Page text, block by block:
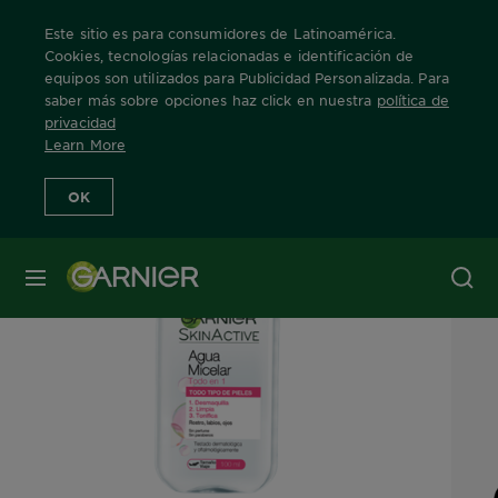
Este sitio es para consumidores de Latinoamérica.
Cookies, tecnologías relacionadas e identificación de
equipos son utilizados para Publicidad Personalizada. Para
saber más sobre opciones haz click en nuestra política de
privacidad
Learn More
OK
MENÚ
Home Nuestras Marcas